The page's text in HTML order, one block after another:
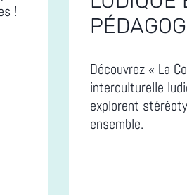
!
Découvrez « La
interculturelle
explorent
ensemble.